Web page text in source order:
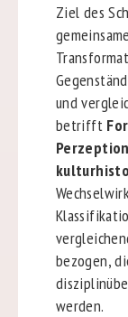
Ziel des
und
betrifft
Perzeption
bezogen,
werden.